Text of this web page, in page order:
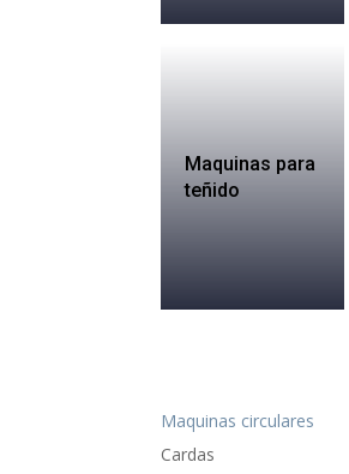
Maquinas para
teñido
Maquinas circulares
Cardas